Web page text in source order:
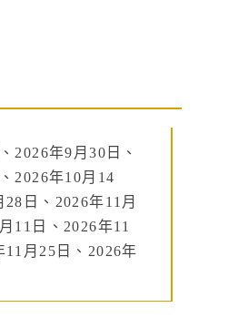
2026年9月30日、
2026年10月14
日、2026年11月
11日、2026年11
11月25日、2026年